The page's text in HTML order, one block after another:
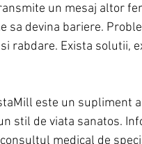
un mesaj altor
sa devina bariere.
rabdare. Exista solutii,
este un supliment
stil de viata sanatos.
medical de